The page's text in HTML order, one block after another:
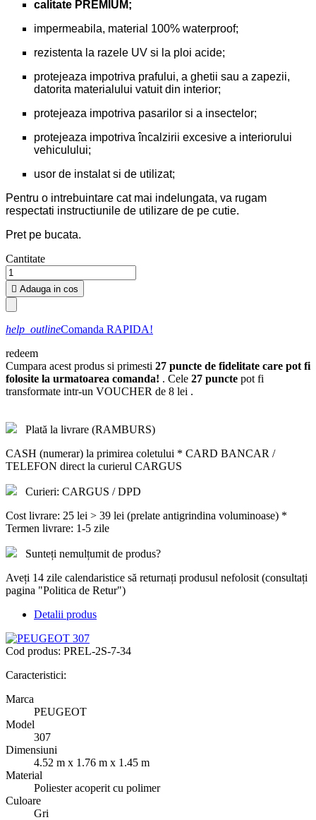
calitate PREMIUM;
impermeabila, material 100% waterproof;
rezistenta la razele UV si la ploi acide;
protejeaza impotriva prafului, a ghetii sau a zapezii,
datorita materialului vatuit din interior;
protejeaza impotriva pasarilor si a insectelor;
protejeaza impotriva încalzirii excesive a interiorului
vehiculului;
usor de instalat si de utilizat;
Pentru o intrebuintare cat mai indelungata, va rugam
respectati instructiunile de utilizare de pe cutie.
Pret pe bucata.
Cantitate
 Adauga in cos
help_outlineComanda RAPIDA!
redeem
Cumpara acest produs si primesti 27 puncte de fidelitate care pot fi
folosite la urmatoarea comanda! . Cele 27 puncte pot fi
transformate intr-un VOUCHER de 8 lei .
Plată la livrare (RAMBURS)
CASH (numerar) la primirea coletului * CARD BANCAR /
TELEFON direct la curierul CARGUS
Curieri: CARGUS / DPD
Cost livrare: 25 lei > 39 lei (prelate antigrindina voluminoase) *
Termen livrare: 1-5 zile
Sunteți nemulțumit de produs?
Aveți 14 zile calendaristice să returnați produsul nefolosit (consultați
pagina "Politica de Retur")
Detalii produs
Cod produs: PREL-2S-7-34
Caracteristici:
Marca
PEUGEOT
Model
307
Dimensiuni
4.52 m x 1.76 m x 1.45 m
Material
Poliester acoperit cu polimer
Culoare
Gri